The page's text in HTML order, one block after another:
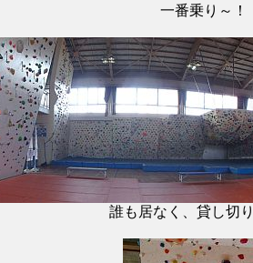
一番乗り～！
誰も居なく、貸し切り